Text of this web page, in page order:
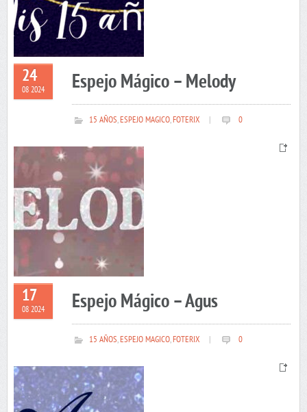
24
08 2024 Espejo Mágico – Melody
15 AÑOS,ESPEJO MAGICO,FOTERIX 0
17
08 2024 Espejo Mágico – Agus
15 AÑOS,ESPEJO MAGICO,FOTERIX 0